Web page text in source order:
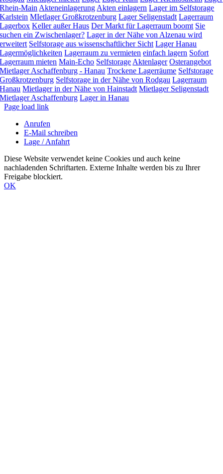
Rhein-Main Akteneinlagerung Akten einlagern Lager im Selfstorage
Karlstein MIetlager Großkrotzenburg Lager Seligenstadt Lagerraum
Lagerbox Keller außer Haus Der Markt für Lagerraum boomt Sie
suchen ein Zwischenlager? Lager in der Nähe von Alzenau wird
erweitert Selfstorage aus wissenschaftlicher Sicht Lager Hanau
Lagermöglichkeiten Lagerraum zu vermieten einfach lagern Sofort
Lagerraum mieten Main-Echo Selfstorage Aktenlager Osterangebot
Mietlager Aschaffenburg - Hanau Trockene Lagerräume Selfstorage
Großkrotzenburg Selfstorage in der Nähe von Rodgau Lagerraum
Hanau Mietlager in der Nähe von Hainstadt Mietlager Seligenstadt
Mietlager Aschaffenburg Lager in Hanau
Page load link
Anrufen
E-Mail schreiben
Lage / Anfahrt
Diese Website verwendet keine Cookies und auch keine
nachladenden Schriftarten. Externe Inhalte werden bis zu Ihrer
Freigabe blockiert.
OK